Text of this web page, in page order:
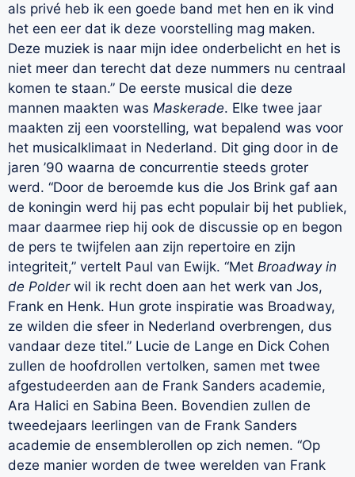
als privé heb ik een goede band met hen en ik vind
het een eer dat ik deze voorstelling mag maken.
Deze muziek is naar mijn idee onderbelicht en het is
niet meer dan terecht dat deze nummers nu centraal
komen te staan.” De eerste musical die deze
mannen maakten was Maskerade. Elke twee jaar
maakten zij een voorstelling, wat bepalend was voor
het musicalklimaat in Nederland. Dit ging door in de
jaren ’90 waarna de concurrentie steeds groter
werd. “Door de beroemde kus die Jos Brink gaf aan
de koningin werd hij pas echt populair bij het publiek,
maar daarmee riep hij ook de discussie op en begon
de pers te twijfelen aan zijn repertoire en zijn
integriteit,” vertelt Paul van Ewijk. “Met Broadway in
de Polderwil ik recht doen aan het werk van Jos,
Frank en Henk. Hun grote inspiratie was Broadway,
ze wilden die sfeer in Nederland overbrengen, dus
vandaar deze titel.” Lucie de Lange en Dick Cohen
zullen de hoofdrollen vertolken, samen met twee
afgestudeerden aan de Frank Sanders academie,
Ara Halici en Sabina Been. Bovendien zullen de
tweedejaars leerlingen van de Frank Sanders
academie de ensemblerollen op zich nemen. “Op
deze manier worden de twee werelden van Frank